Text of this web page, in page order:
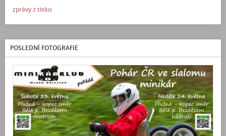
zprávy z tisku
POSLEDNÍ FOTOGRAFIE